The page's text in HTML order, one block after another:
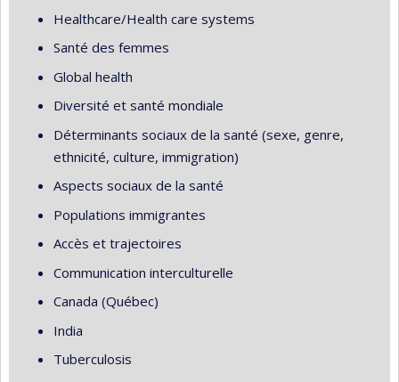
Healthcare/Health care systems
Santé des femmes
Global health
Diversité et santé mondiale
Déterminants sociaux de la santé (sexe, genre,
ethnicité, culture, immigration)
Aspects sociaux de la santé
Populations immigrantes
Accès et trajectoires
Communication interculturelle
Canada (Québec)
India
Tuberculosis